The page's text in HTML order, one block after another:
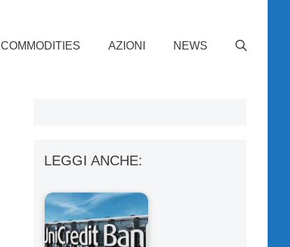
COMMODITIES AZIONI NEWS
LEGGI ANCHE: